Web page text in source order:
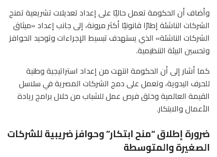
وأضاف أن الحكومة تعمل حاليًا على إعداد تعديلات تشريعية تمنح
الشركات الناشئة إطارًا قانونيًا أكثر مرونة، إلى جانب إعداد «ميثاق
الشركات الناشئة» الذي يستهدف تبسيط الإجراءات وتوحيد الحوافز
وتحسين البيئة التنظيمية.
كما أشار إلى أن الحكومة انتهت من إعداد استراتيجية وطنية
للحرف اليدوية، وتعمل على دمج الشركات المصرية في سلاسل
القيمة العالمية وخلق فرص عمل للشباب من خلال برامج ريادة
الأعمال والابتكار.
ضرورة إطلاق “منح ابتكار” وحوافز ضريبية للشركات
الصغيرة والمتوسطة